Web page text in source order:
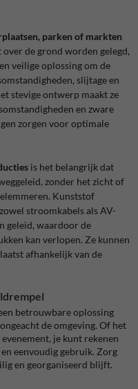
parken of markten
de grond worden gelegd,
veilige oplossing om de
slijtage en
stevige ontwerp maakt ze
en zware
zorgen voor optimale
is het belangrijk dat
zonder het zicht of
Kunststof
stroomkabels als AV-
geleid, waardoor de
kan verlopen. Ze kunnen
afhankelijk van de
betrouwbare oplossing
de omgeving. Of het
je kunt rekenen
eenvoudig gebruik. Zorg
en georganiseerd blijft.